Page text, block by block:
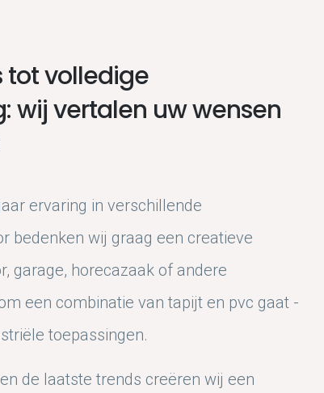
tot volledige
wij vertalen uw wensen
ervaring in verschillende
bedenken wij graag een creatieve
garage, horecazaak of andere
een combinatie van tapijt en pvc gaat -
toepassingen.
de laatste trends creëren wij een